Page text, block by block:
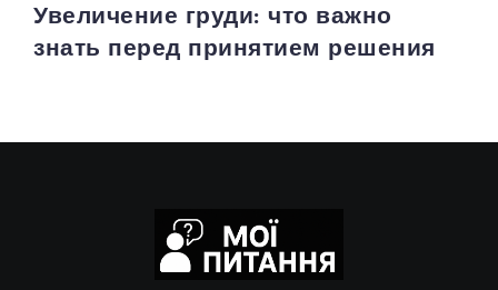
Увеличение груди: что важно
знать перед принятием решения